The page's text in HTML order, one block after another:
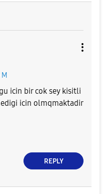
icin bir cok sey kisitli
icin olmqmaktadir
REPLY